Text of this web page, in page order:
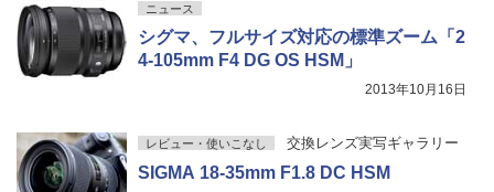
ニュース
シグマ、フルサイズ対応の標準ズーム「2
4-105mm F4 DG OS HSM」
2013年10月16日
レビュー・使いこなし 交換レンズ実写ギャラリー
SIGMA 18-35mm F1.8 DC HSM